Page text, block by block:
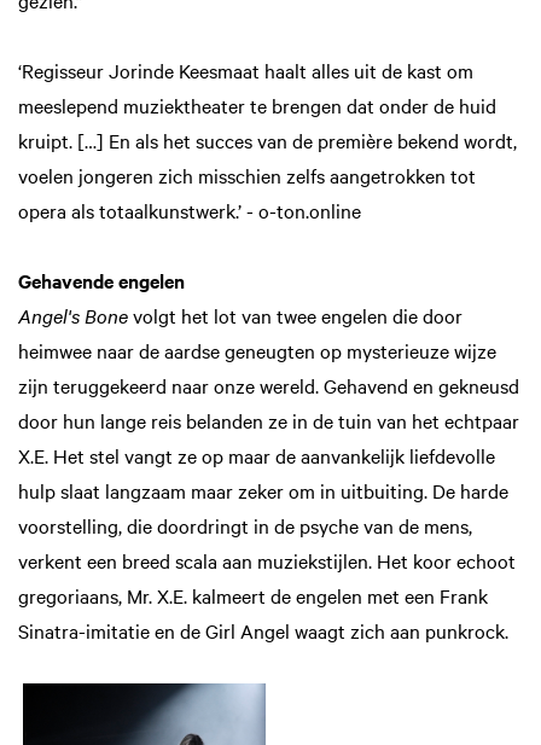
‘Regisseur Jorinde Keesmaat haalt alles uit de kast om
meeslepend muziektheater te brengen dat onder de huid
kruipt. […] En als het succes van de première bekend wordt,
voelen jongeren zich misschien zelfs aangetrokken tot
opera als totaalkunstwerk.’ - o-ton.online
Gehavende engelen
Angel's Bonevolgt het lot van twee engelen die door
heimwee naar de aardse geneugten op mysterieuze wijze
zijn teruggekeerd naar onze wereld. Gehavend en gekneusd
door hun lange reis belanden ze in de tuin van het echtpaar
X.E. Het stel vangt ze op maar de aanvankelijk liefdevolle
hulp slaat langzaam maar zeker om in uitbuiting. De harde
voorstelling, die doordringt in de psyche van de mens,
verkent een breed scala aan muziekstijlen. Het koor echoot
gregoriaans, Mr. X.E. kalmeert de engelen met een Frank
Sinatra-imitatie en de Girl Angel waagt zich aan punkrock.